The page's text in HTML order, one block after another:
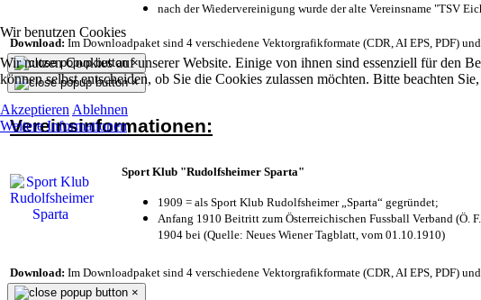
Wir benutzen Cookies
Wir nutzen Cookies auf unserer Website. Einige von ihnen sind essenziell für den
können selbst entscheiden, ob Sie die Cookies zulassen möchten. Bitte beachten
Akzeptieren Ablehnen
Weitere Informationen
nach der Wiedervereinigung wurde der alte Vereinsname "TSV
Download: Im Downloadpaket sind 4 verschiedene Vektorgrafikformate (CDR, AI EPS, PDF)
×
×
Vereinsinformationen:
Sport Klub "Rudolfsheimer Sparta"
1909 = als Sport Klub Rudolfsheimer „Sparta“ gegründet;
Anfang 1910 Beitritt zum Österreichischen Fussball Verband (Ö.
1904 bei (Quelle: Neues Wiener Tagblatt, vom 01.10.1910)
Download: Im Downloadpaket sind 4 verschiedene Vektorgrafikformate (CDR, AI EPS, PDF)
×